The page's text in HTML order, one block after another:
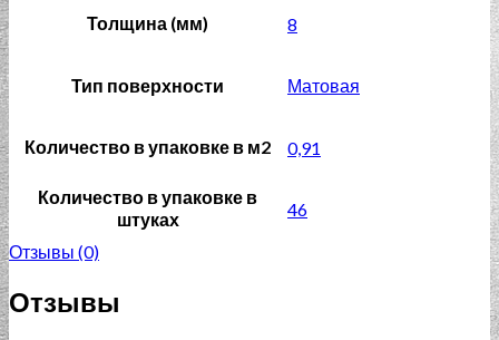
Толщина (мм) 8
Тип поверхности Матовая
Количество в упаковке в м2 0,91
Количество в упаковке в
штуках
46
Отзывы (0)
Отзывы